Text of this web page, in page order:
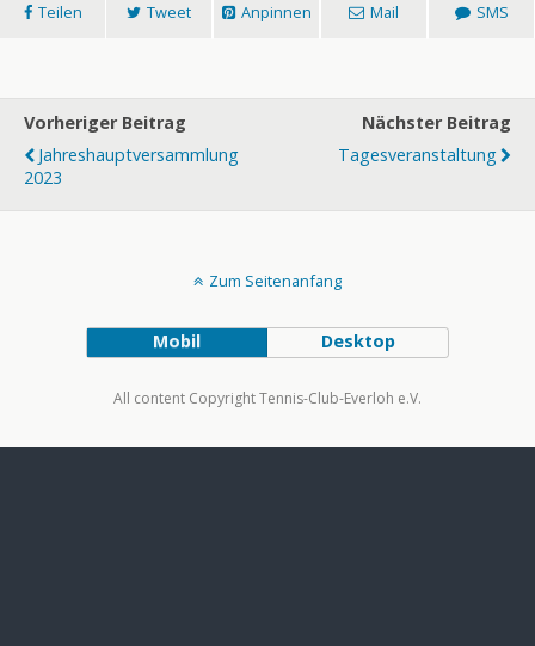
Teilen Tweet Anpinnen Mail SMS
Vorheriger Beitrag
Jahreshauptversammlung
2023
Nächster Beitrag
Tagesveranstaltung
Zum Seitenanfang
Mobil Desktop
All content Copyright Tennis-Club-Everloh e.V.